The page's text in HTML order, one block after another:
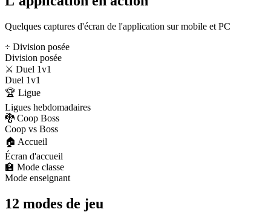
Quelques captures d'écran de l'application sur mobile et PC
÷ Division posée
Division posée
⚔️ Duel 1v1
Duel 1v1
🏆 Ligue
Ligues hebdomadaires
🐉 Coop Boss
Coop vs Boss
🏠 Accueil
Écran d'accueil
🏫 Mode classe
Mode enseignant
12 modes de jeu